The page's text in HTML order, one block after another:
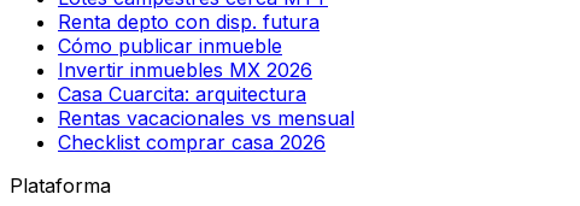
Renta depto con disp. futura
Cómo publicar inmueble
Invertir inmuebles MX 2026
Casa Cuarcita: arquitectura
Rentas vacacionales vs mensual
Checklist comprar casa 2026
Plataforma